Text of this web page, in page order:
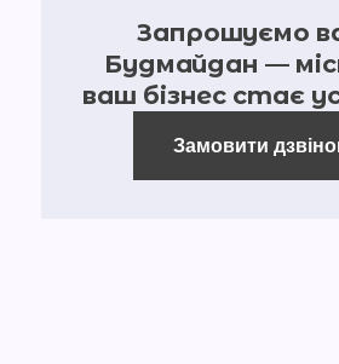
Запрошуємо
Будмайдан —
ваш бізнес стає
Замовити